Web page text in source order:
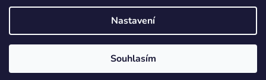
Nastavení
Souhlasím
eLibros.cz. Všechna práva vyhrazena.
5% SLEVA NA PRVNÍ NÁKUP